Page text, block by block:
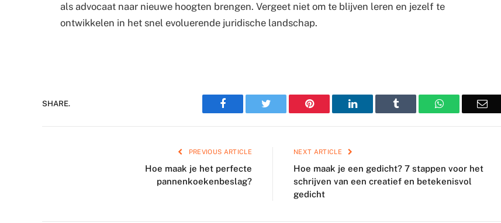
als advocaat naar nieuwe hoogten brengen. Vergeet niet om te blijven leren en jezelf te
ontwikkelen in het snel evoluerende juridische landschap.
SHARE. Facebook Twitter Pinterest LinkedIn Tumblr WhatsApp
PREVIOUS ARTICLE
Hoe maak je het perfecte
pannenkoekenbeslag?
NEXT ARTICLE
Hoe maak je een gedicht? 7 stappen voor het
schrijven van een creatief en betekenisvol
gedicht